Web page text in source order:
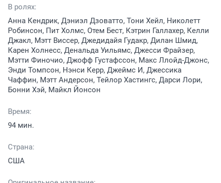
В ролях:
Анна Кендрик, Дэниэл Дзоватто, Тони Хейл, Николетт
Робинсон, Пит Холмс, Отем Бест, Кэтрин Галлахер, Келли
Джакл, Мэтт Виссер, Джедидайя Гудакр, Дилан Шмид,
Карен Холнесс, Денальда Уильямс, Джесси Фрайзер,
Мэтти Финочио, Джофф Густафссон, Макс Ллойд-Джонс,
Энди Томпсон, Нэнси Керр, Джеймс И, Джессика
Чаффин, Мэтт Андерсон, Тейлор Хастингс, Дарси Лори,
Бонни Хэй, Майкл Йонсон
Время:
94 мин.
Страна:
США